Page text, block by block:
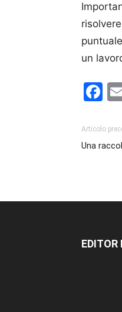
un
Articolo
Una
EDITOR